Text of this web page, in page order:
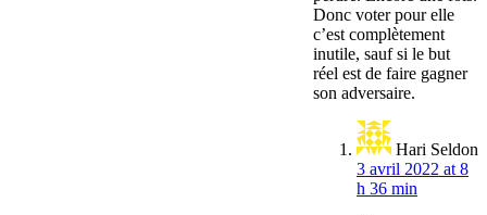
Donc voter pour elle
c’est complètement
inutile, sauf si le but
réel est de faire gagner
son adversaire.
Hari Seldon
3 avril 2022 at 8
h 36 min